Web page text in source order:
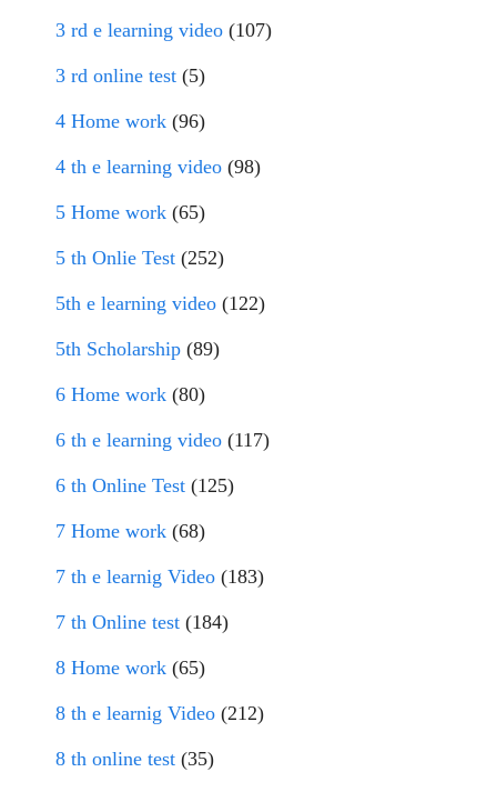
3 rd e learning video (107)
3 rd online test (5)
4 Home work (96)
4 th e learning video (98)
5 Home work (65)
5 th Onlie Test (252)
5th e learning video (122)
5th Scholarship (89)
6 Home work (80)
6 th e learning video (117)
6 th Online Test (125)
7 Home work (68)
7 th e learnig Video (183)
7 th Online test (184)
8 Home work (65)
8 th e learnig Video (212)
8 th online test (35)